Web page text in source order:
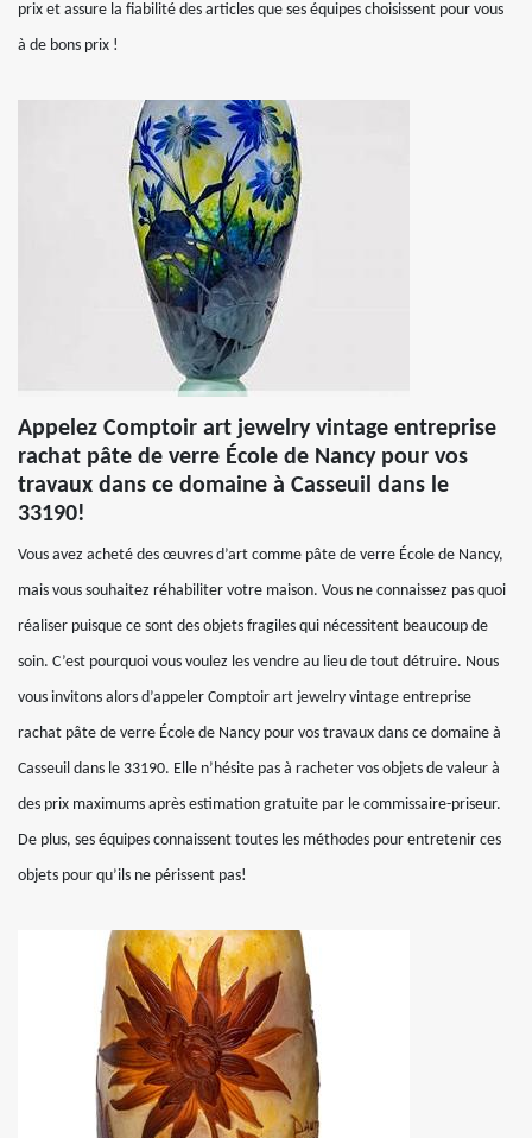
prix et assure la fiabilité des articles que ses équipes choisissent pour vous
à de bons prix !
Appelez Comptoir art jewelry vintage entreprise
rachat pâte de verre École de Nancy pour vos
travaux dans ce domaine à Casseuil dans le
33190!
Vous avez acheté des œuvres d’art comme pâte de verre École de Nancy,
mais vous souhaitez réhabiliter votre maison. Vous ne connaissez pas quoi
réaliser puisque ce sont des objets fragiles qui nécessitent beaucoup de
soin. C’est pourquoi vous voulez les vendre au lieu de tout détruire. Nous
vous invitons alors d’appeler Comptoir art jewelry vintage entreprise
rachat pâte de verre École de Nancy pour vos travaux dans ce domaine à
Casseuil dans le 33190. Elle n’hésite pas à racheter vos objets de valeur à
des prix maximums après estimation gratuite par le commissaire-priseur.
De plus, ses équipes connaissent toutes les méthodes pour entretenir ces
objets pour qu’ils ne périssent pas!